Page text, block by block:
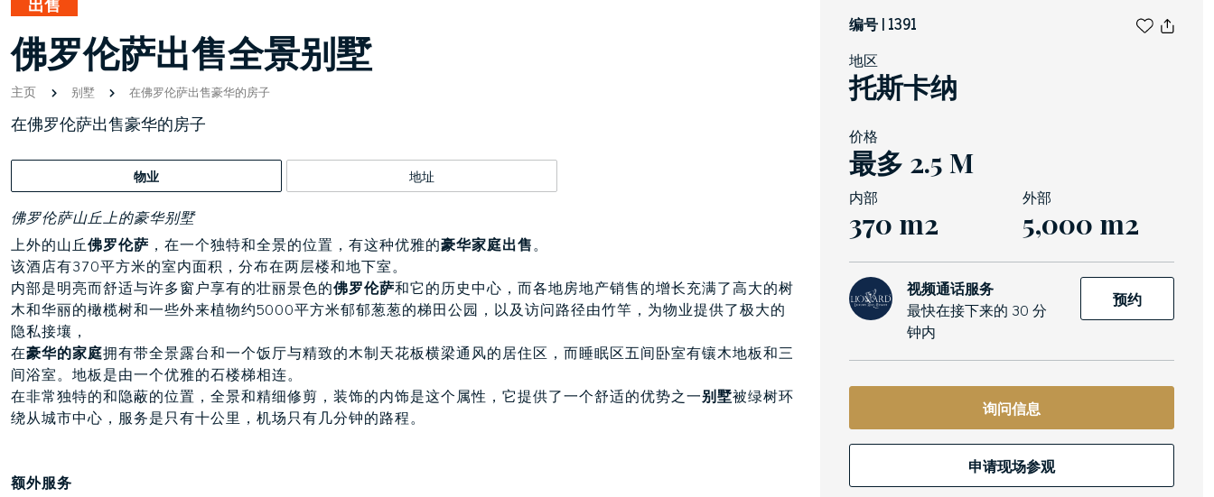
佛罗伦萨出售全景别墅
主页 别墅 在佛罗伦萨出售豪华的房子
在佛罗伦萨出售豪华的房子
物业 地址
佛罗伦萨山丘上的豪华别墅
上外的山丘佛罗伦萨 ，在一个独特和全景的位置，有这种优雅的豪华家庭出售。
该酒店有370平方米的室内面积，分布在两层楼和地下室。
内部是明亮而舒适与许多窗户享有的壮丽景色的佛罗伦萨和它的历史中心，而各地房地产销售的增长充满了高大的树
木和华丽的橄榄树和一些外来植物约5000平方米郁郁葱葱的梯田公园，以及访问路径由竹竿，为物业提供了极大的
隐私接壤，
在豪华的家庭拥有带全景露台和一个饭厅与精致的木制天花板横梁通风的居住区，而睡眠区五间卧室有镶木地板和三
间浴室。地板是由一个优雅的石楼梯相连。
在非常独特的和隐蔽的位置，全景和精细修剪，装饰的内饰是这个属性，它提供了一个舒适的优势之一别墅被绿树环
绕从城市中心，服务是只有十公里，机场只有几分钟的路程。
额外服务
编号 | 1391
地区
托斯卡纳
价格
最多 2.5 M
内部
370 m2
外部
5,000 m2
视频通话服务
最快在接下来的 30 分
钟内
预约
询问信息
申请现场参观